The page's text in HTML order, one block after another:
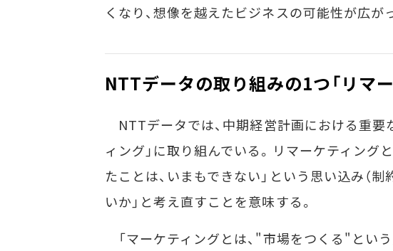
くなり、想像を越えたビジネスの可能性が広が
NTTデータの取り組みの1つ「リマ
NTTデータでは、中期経営計画における重要
ィング」に取り組んでいる。リマーケティング
たことは、いまもできない」という思い込み（制
いか」と考え直すことを意味する。
「マーケティングとは、"市場をつくる"とい